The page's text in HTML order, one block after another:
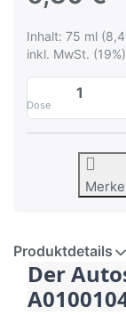
Inhalt: 75 ml
inkl. MwSt.
Dose
Produktdetails
Der